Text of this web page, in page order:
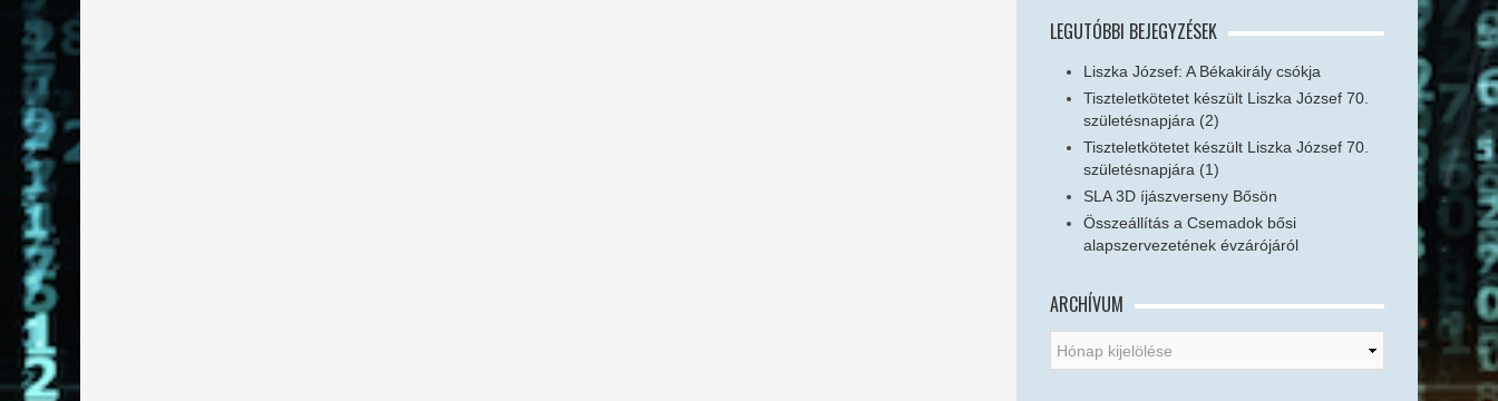
LEGUTÓBBI BEJEGYZÉSEK
Liszka József: A Békakirály csókja
Tiszteletkötetet készült Liszka József 70.
születésnapjára (2)
Tiszteletkötetet készült Liszka József 70.
születésnapjára (1)
SLA 3D íjászverseny Bősön
Összeállítás a Csemadok bősi
alapszervezetének évzárójáról
ARCHÍVUM